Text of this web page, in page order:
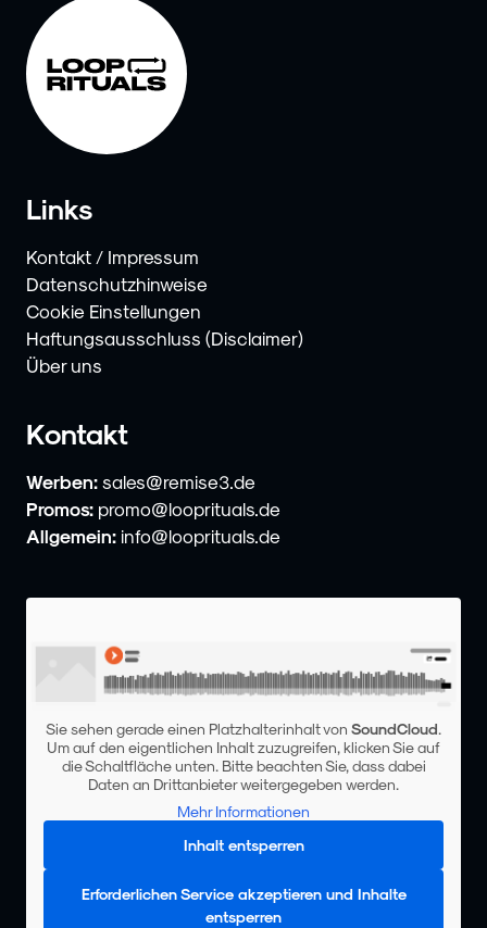
Links
Kontakt / Impressum
Datenschutzhinweise
Cookie Einstellungen
Haftungsausschluss (Disclaimer)
Über uns
Kontakt
Werben: sales@remise3.de
Promos: promo@looprituals.de
Allgemein: info@looprituals.de
Sie sehen gerade einen Platzhalterinhalt von SoundCloud.
Um auf den eigentlichen Inhalt zuzugreifen, klicken Sie auf
die Schaltfläche unten. Bitte beachten Sie, dass dabei
Daten an Drittanbieter weitergegeben werden.
Mehr Informationen
Inhalt entsperren
Erforderlichen Service akzeptieren und Inhalte
entsperren